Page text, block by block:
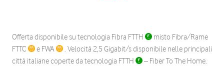
Offerta disponibile su tecnologia Fibra FTTH
misto Fibra/Rame
FTTC
e FWA
. Velocità 2,5 Gigabit/s disponibile nelle principali
città italiane coperte da tecnologia FTTH
– Fiber To The Home.